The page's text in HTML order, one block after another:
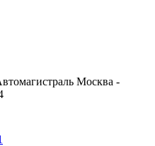
Москва -